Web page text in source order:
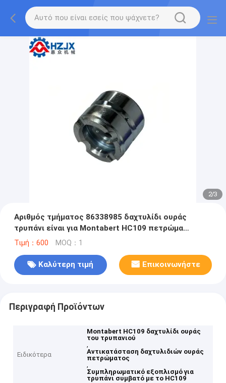
2/3
Αριθμός τμήματος 86338985 δαχτυλίδι ουράς
τρυπάνι είναι για Montabert HC109 πετρώμα
τρυπάνι
Τιμή：600 MOQ：1
Καλύτερη τιμή Επικοινωνήστε
Περιγραφή Προϊόντων
Ειδικότερα
Montabert HC109 δαχτυλίδι ουράς
του τρυπανιού
,
Αντικατάσταση δαχτυλιδιών ουράς
πετρώματος
,
Συμπληρωματικό εξοπλισμό για
τρυπάνι συμβατό με το HC109